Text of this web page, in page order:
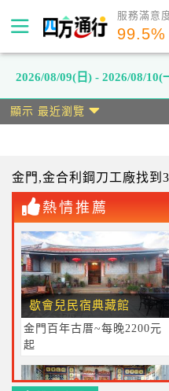
服務滿意
99.5%
2026/08/09(日) - 2026/08/10(
顯示 最近瀏覽
金門 ,金合利鋼刀工廠找到
熱情推薦
歇會兒民宿典藏館
金門百年古厝~每晚2200元
起